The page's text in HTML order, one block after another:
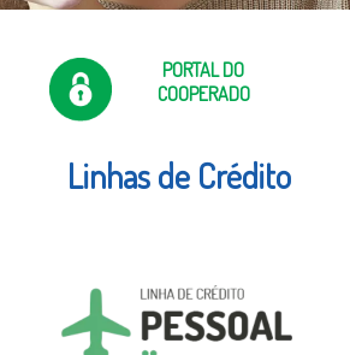
PORTAL DO
COOPERADO
Linhas de Crédito